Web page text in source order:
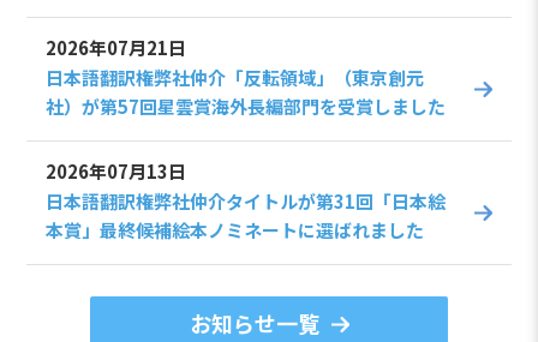
2026年07月21日
日本語翻訳権弊社仲介「反転領域」（東京創元
社）が第57回星雲賞海外長編部門を受賞しました
2026年07月13日
日本語翻訳権弊社仲介タイトルが第31回「日本絵
本賞」最終候補絵本ノミネートに選ばれました
お知らせ一覧